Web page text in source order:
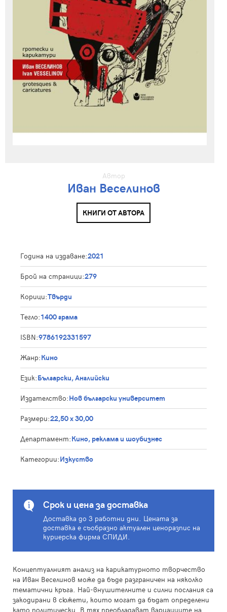
Автор
Иван Веселинов
КНИГИ ОТ АВТОРА
Година на издаване:2021
Брой на страници:279
Корици:Твърди
Тегло:1400 грама
ISBN:9786192331597
Жанр:Кино
Език:Български, Английски
Издателство:Нов български университет
Размери:22,50 х 30,00
Департамент:Кино, реклама и шоубизнес
Категории:Изкуство
Срок и цена за доставка
Доставка до 3 работни дни. Цената за
доставка е съобразно актуален ценоразпис на
куриерска фирма СПИДИ.
Концептуалният анализ на карикатурното творчество
на Иван Веселинов може да бъде разграничен на няколко
тематични кръга. Най-внушителните и силни послания са
закодирани в сюжети, които могат да бъдат определени
като политически. В тях преобладават вариациите на